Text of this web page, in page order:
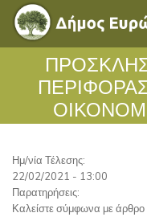
Ημ/νία Τέλεσης:
22/02/2021 - 13:00
Παρατηρήσεις:
Καλείστε σύμφωνα με